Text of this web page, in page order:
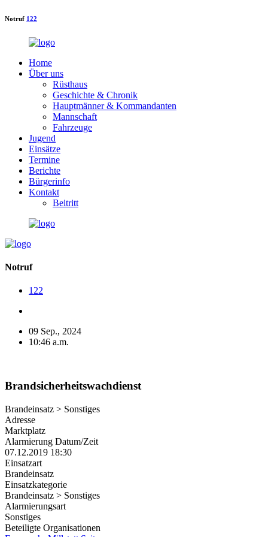
Notruf 122
Home
Über uns
Rüsthaus
Geschichte & Chronik
Hauptmänner & Kommandanten
Mannschaft
Fahrzeuge
Jugend
Einsätze
Termine
Berichte
Bürgerinfo
Kontakt
Beitritt
Notruf
122
09 Sep., 2024
10:46 a.m.
Brandsicherheitswachdienst
Brandeinsatz > Sonstiges
Adresse
Marktplatz
Alarmierung Datum/Zeit
07.12.2019 18:30
Einsatzart
Brandeinsatz
Einsatzkategorie
Brandeinsatz > Sonstiges
Alarmierungsart
Sonstiges
Beteiligte Organisationen